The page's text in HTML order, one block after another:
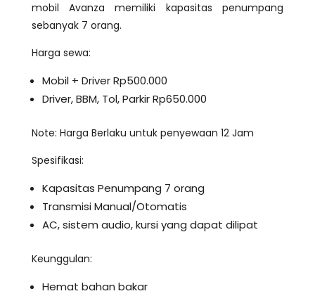
mobil Avanza memiliki kapasitas penumpang
sebanyak 7 orang.
Harga sewa:
Mobil + Driver Rp500.000
Driver, BBM, Tol, Parkir Rp650.000
Note: Harga Berlaku untuk penyewaan 12 Jam
Spesifikasi:
Kapasitas Penumpang 7 orang
Transmisi Manual/Otomatis
AC, sistem audio, kursi yang dapat dilipat
Keunggulan:
Hemat bahan bakar